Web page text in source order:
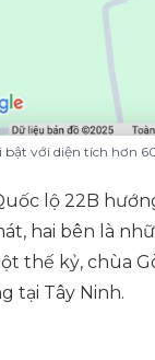
với diện tích hơn
lộ 22B
hai bên là
thế kỷ, chùa
tại Tây Ninh.